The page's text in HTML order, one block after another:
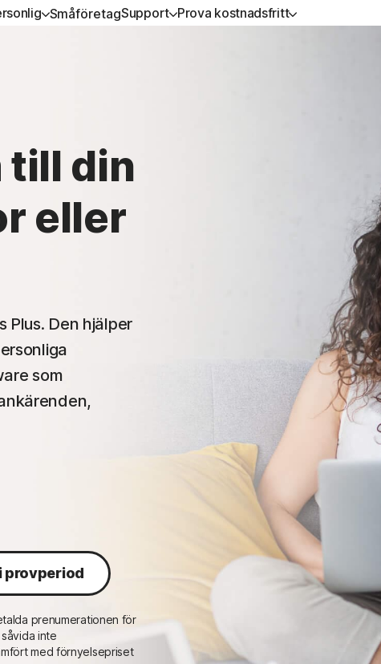
Premium
360 Deluxe
Norton Mobile Security för iOS™
SmåföretagSupport Prova kostnadsfritt
till din
eller
Plus. Den hjälper
som
provperiod
prenumerationen för
inte
med förnyelsepriset